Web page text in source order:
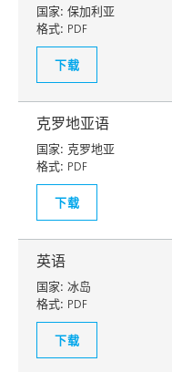
国家: 保加利亚
格式: PDF
下载
克罗地亚语
国家: 克罗地亚
格式: PDF
下载
英语
国家: 冰岛
格式: PDF
下载